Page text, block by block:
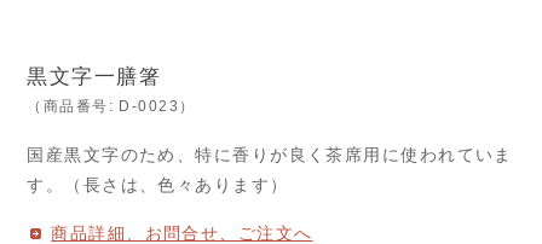
黒文字一膳箸
（商品番号: D-0023）
国産黒文字のため、特に香りが良く茶席用に使われていま
す。（長さは、色々あります）
商品詳細、お問合せ、ご注文へ